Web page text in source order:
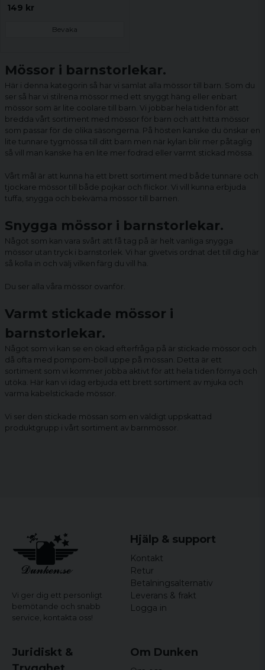
149 kr
Bevaka
Mössor i barnstorlekar.
Här i denna kategorin så har vi samlat alla mössor till barn. Som du
ser så har vi stilrena mössor med ett snyggt häng eller enbart
mössor som är lite coolare till barn. Vi jobbar hela tiden för att
bredda vårt sortiment med mössor för barn och att hitta mössor
som passar för de olika säsongerna. På hösten kanske du önskar en
lite tunnare tygmössa till ditt barn men när kylan blir mer påtaglig
så vill man kanske ha en lite mer fodrad eller varmt stickad mössa.
Vårt mål är att kunna ha ett brett sortiment med både tunnare och
tjockare mössor till både pojkar och flickor. Vi vill kunna erbjuda
tuffa, snygga och bekväma mössor till barnen.
Snygga mössor i barnstorlekar.
Något som kan vara svårt att få tag på är helt vanliga snygga
mössor utan tryck i barnstorlek. Vi har givetvis ordnat det till dig här
så kolla in och välj vilken färg du vill ha.
Du ser alla våra mössor ovanför.
Varmt stickade mössor i
barnstorlekar.
Något som vi kan se en ökad efterfråga på är stickade mössor och
då ofta med pompom-boll uppe på mössan. Detta är ett
sortiment som vi kommer jobba aktivt för att hela tiden förnya och
utöka. Här kan vi idag erbjuda ett brett sortiment av mjuka och
varma kabelstickade mössor.
Vi ser den stickade mössan som en väldigt uppskattad
produktgrupp i vårt sortiment av barnmössor.
Vi ger dig ett personligt
bemötande och snabb
service, kontakta oss!
Hjälp & support
Kontakt
Retur
Betalningsalternativ
Leverans & frakt
Logga in
Juridiskt &
Om Dunken